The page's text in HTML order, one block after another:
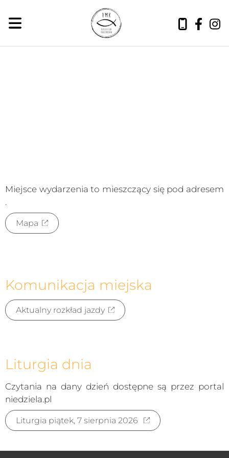
Miejsce wydarzenia to mieszczący się pod adresem
.
Mapa
Komunikacja miejska
Aktualny rozkład jazdy
Liturgia dnia
Czytania na dany dzień dostępne są przez portal
niedziela.pl
Liturgia piątek, 7 sierpnia 2026